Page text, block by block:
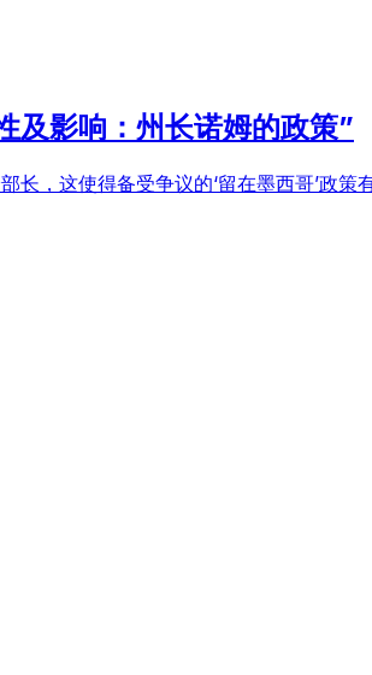
及影响：州长诺姆的政策”
长，这使得备受争议的‘留在墨西哥’政